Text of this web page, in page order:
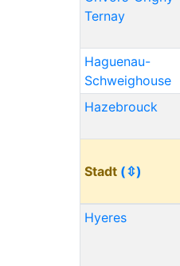
Ternay
Haguenau-
Schweighouse
Hazebrouck
Stadt (⇳)
Hyeres